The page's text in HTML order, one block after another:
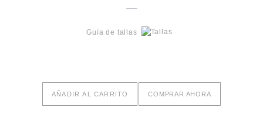
Guía de tallas
AÑADIR AL CARRITO COMPRAR AHORA